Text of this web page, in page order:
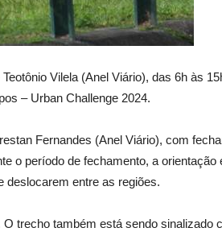
Vilela (Anel Viário), das 6h às
– Urban Challenge 2024.
Fernandes (Anel Viário), com
o período de fechamento, a orientação
deslocarem entre as regiões.
trecho também está sendo sinalizado